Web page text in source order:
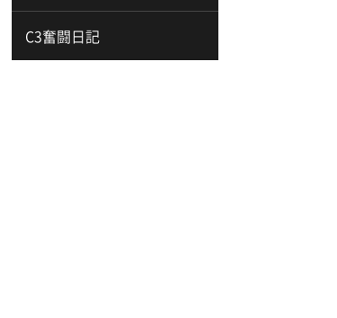
C3奮闘日記